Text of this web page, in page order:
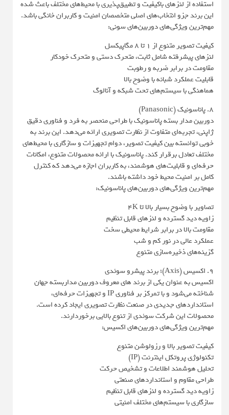
استفاده از لنزهای باکیفیت و تطبیق‌پذیری با محیط‌های مختلف باعث شده
این برند جزو انتخاب‌های اصلی متخصصان امنیت و کاربران خانگی باشد.
مهم‌ترین ویژگی‌های دوربین‌های سونی:
کیفیت تصویر متنوع از 1 تا 8 مگاپیکسل
لنزهای پیشرفته شامل ثابت، متحرک دستی و متحرک خودکار
مقاومت در برابر ضربه و رطوبت
قابلیت عملکرد شبانه با وضوح بالا
هماهنگی با سیستم‌های تحت شبکه و آنالوگ
8. پاناسونیک (Panasonic)
دوربین مدار بسته پاناسونیک با طراحی منحصر به فرد و فناوری دقیق
ژاپنی، تجربه‌ای متفاوت از نظارت تصویری ارائه می‌دهد. این برند به
‌خوبی توانسته بین کیفیت تصویر، دوام تجهیزات و سازگاری با محیط‌های
مختلف تعادل برقرار کند. پاناسونیک با ارائه محصولات متنوع، امکانات
حرفه‌ای و قابلیت‌های هوشمند، به کاربران اجازه می‌دهد که کنترل
کامل بر امنیت محیط خود داشته باشند.
مهم‌ترین ویژگی‌های دوربین‌های پاناسونیک:
تصاویر با وضوح بسیار بالا تا 4K
زاویه دید گسترده و لنزهای قابل تنظیم
مقاومت بالا در برابر شرایط محیطی سخت
عملکرد عالی در نور کم و شب
گزینه‌های ذخیره‌سازی متنوع
9. اکسیس (Axis)؛ برند پیشرو سوئدی
اکسیس به‌ عنوان یکی از برند های معروف دوربین مداربسته جهان
شناخته می‌شود و با تمرکز بر فناوری IP و تجهیزات حرفه‌ای،
استانداردهای جدیدی در صنعت نظارت تصویری ایجاد کرده است.
محصولات این شرکت سوئدی از تنوع بالایی برخوردارند.
مهم‌ترین ویژگی‌های دوربین‌های اکسیس:
کیفیت تصویر بالا و رزولوشن متنوع
تکنولوژی پروتکل اینترنت (IP)
تحلیل هوشمند اطلاعات و تشخیص حرکت
طراحی مقاوم و استانداردهای صنعتی
زاویه دید گسترده و لنزهای قابل تنظیم
سازگاری با سیستم‌های مختلف امنیتی